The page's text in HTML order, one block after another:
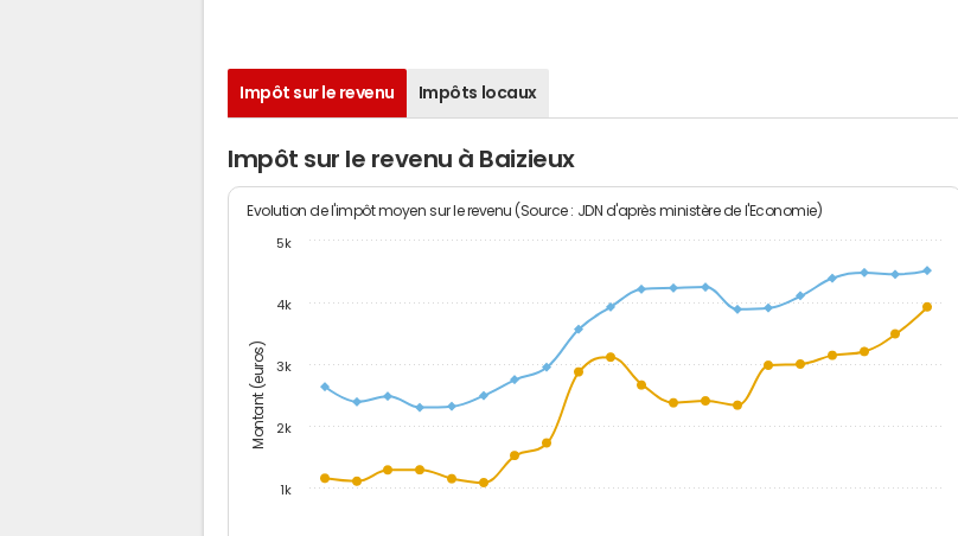
Impôt sur le revenu Impôts locaux
Impôt sur le revenu à Baizieux
Montant (euros)
Evolution de l'impôt moyen sur le revenu (Source : JDN d'après ministère de l'Economie)
1k
2k
3k
4k
5k